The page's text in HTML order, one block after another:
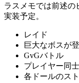
ラスメモでは前述の
実装予定。
レイド
巨大なボスが
GvGバトル
プレイヤー同
各ドールのス